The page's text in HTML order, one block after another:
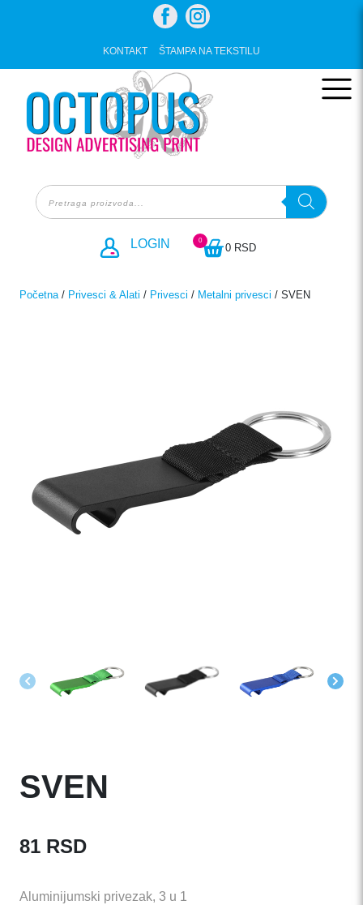
KONTAKT ŠTAMPA NA TEKSTILU
Products
search
LOGIN
0 RSD
0
Početna / Privesci & Alati / Privesci / Metalni privesci / SVEN
SVEN
81 RSD
Aluminijumski privezak, 3 u 1